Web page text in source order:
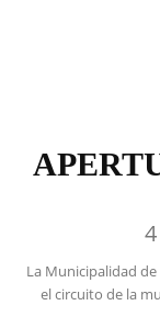
La Municipalidad
el circuito de la